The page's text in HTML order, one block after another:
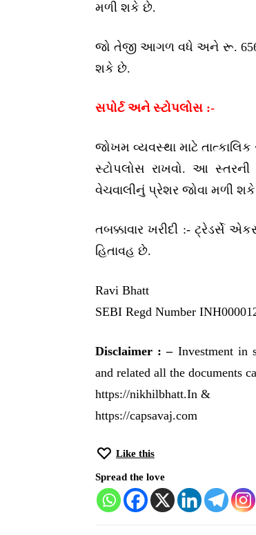
મળી શકે છે.
જો તેજી આગળ વધે અને રૂ. 656
શકે છે.
સપોર્ટ અને સ્ટોપલોસ :-
જોખમ વ્યવસ્થા માટે
સ્ટોપલોસ રાખવો. આ
વેચવાલીનું પ્રેશર જોવા મળી
તબક્કાવાર ખરીદી :- ટ્રેડર્સે
હિતાવહ છે.
Ravi Bhatt
SEBI Regd Number
Disclaimer : –Investment in
and related all the documents
https://nikhilbhatt.In &
https://capsavaj.com
Like this
Spread the love